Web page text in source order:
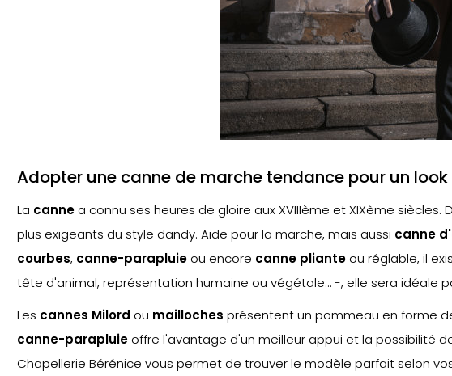
Adopter une canne de marche tendance pour un
La cannea connu ses heures de gloire aux XVIIIème et XIXème
plus exigeants du style dandy. Aide pour la marche, mais aussi canne
courbes, canne-parapluieou encore canne plianteou réglable, il
tête d'animal, représentation humaine ou végétale… -, elle sera idéale
Les cannes Milord ou mailloches présentent un pommeau en forme
canne-parapluieoffre l'avantage d'un meilleur appui et la possibilité
Chapellerie Bérénice vous permet de trouver le modèle parfait selon